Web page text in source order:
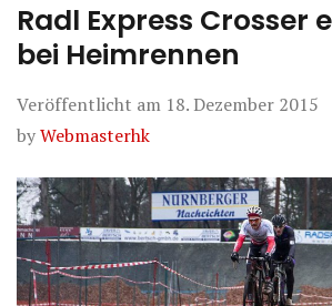
Radl Express Crosser
bei Heimrennen
Veröffentlicht am 18. Dezember 2015
byWebmasterhk